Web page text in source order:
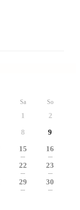
Sa So
1 2
8 9
15
---
16
---
22
---
23
---
29
---
30
---